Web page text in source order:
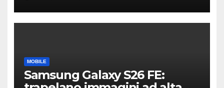
MOBILE
Samsung Galaxy S26 FE: